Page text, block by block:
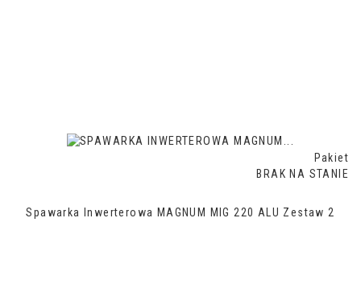
Pakiet
BRAK NA STANIE
Spawarka Inwerterowa MAGNUM MIG 220 ALU Zestaw 2